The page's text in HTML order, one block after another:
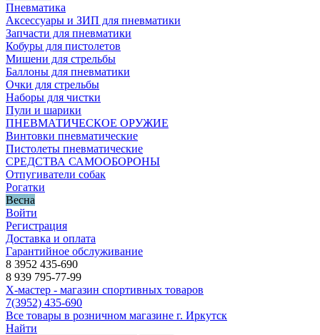
Пневматика
Аксессуары и ЗИП для пневматики
Запчасти для пневматики
Кобуры для пистолетов
Мишени для стрельбы
Баллоны для пневматики
Очки для стрельбы
Наборы для чистки
Пули и шарики
ПНЕВМАТИЧЕСКОЕ ОРУЖИЕ
Винтовки пневматические
Пистолеты пневматические
СРЕДСТВА САМООБОРОНЫ
Отпугиватели собак
Рогатки
Весна
Войти
Регистрация
Доставка и оплата
Гарантийное обслуживание
8 3952 435-690
8 939 795-77-99
Х-мастер - магазин спортивных товаров
7(3952) 435-690
Все товары в розничном магазине г. Иркутск
Найти